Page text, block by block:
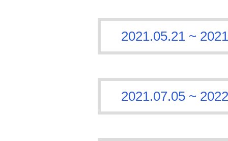
2021.05.21 ~
2021.07.05 ~